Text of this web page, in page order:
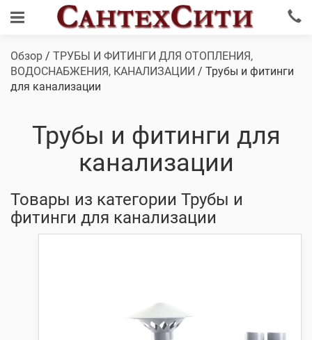
Обзор / ТРУБЫ И ФИТИНГИ ДЛЯ ОТОПЛЕНИЯ,
ВОДОСНАБЖЕНИЯ, КАНАЛИЗАЦИИ / Трубы и фитинги
для канализации
Трубы и фитинги для
канализации
Товары из категории Трубы и
фитинги для канализации